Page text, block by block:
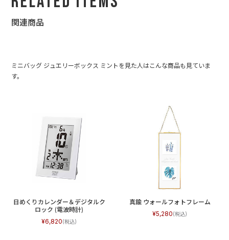
関連商品
ミニバッグ ジュエリーボックス ミントを見た人はこんな商品も見ていま
す。
日めくりカレンダー＆デジタルク
ロック (電波時計)
6,820
真鍮 ウォールフォトフレーム
5,280